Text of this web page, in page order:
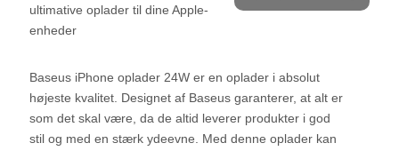
ultimative oplader til dine Apple-
enheder
Baseus iPhone oplader 24W er en oplader i absolut
højeste kvalitet. Designet af Baseus garanterer, at alt er
som det skal være, da de altid leverer produkter i god
stil og med en stærk ydeevne. Med denne oplader kan